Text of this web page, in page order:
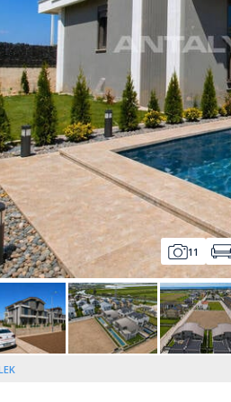
11
Whatsapp